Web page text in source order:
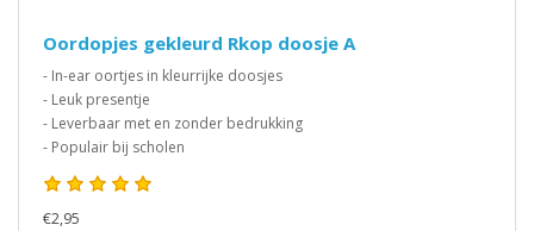
Oordopjes gekleurd Rkop doosje A
- In-ear oortjes in kleurrijke doosjes
- Leuk presentje
- Leverbaar met en zonder bedrukking
- Populair bij scholen
€2,95